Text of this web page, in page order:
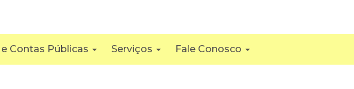
e Contas Públicas Serviços Fale Conosco